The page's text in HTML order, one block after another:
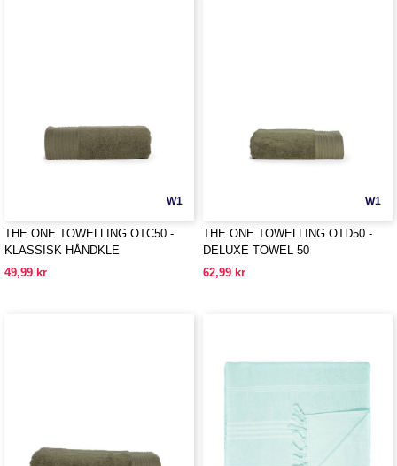
W1
THE ONE TOWELLING OTC50 -
KLASSISK HÅNDKLE
49,99 kr
W1
THE ONE TOWELLING OTD50 -
DELUXE TOWEL 50
62,99 kr